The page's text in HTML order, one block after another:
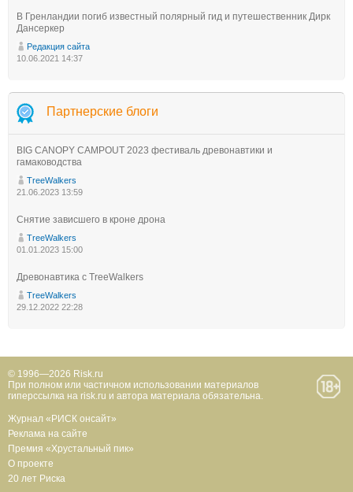
В Гренландии погиб известный полярный гид и путешественник Дирк
Дансеркер
Редакция сайта
10.06.2021 14:37
Партнерские блоги
BIG CANOPY CAMPOUT 2023 фестиваль древонавтики и
гамаководства
TreeWalkers
21.06.2023 13:59
Снятие зависшего в кроне дрона
TreeWalkers
01.01.2023 15:00
Древонавтика с TreeWalkers
TreeWalkers
29.12.2022 22:28
© 1996—2026 Risk.ru
При полном или частичном использовании материалов
гиперссылка на risk.ru и автора материала обязательна.
Журнал «РИСК онсайт»
Реклама на сайте
Премия «Хрустальный пик»
О проекте
20 лет Риска